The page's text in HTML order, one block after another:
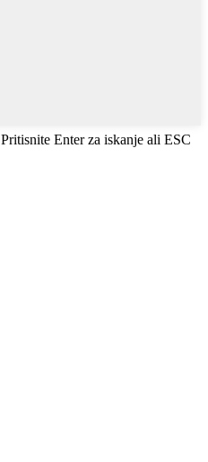
Pritisnite Enter za iskanje ali ESC